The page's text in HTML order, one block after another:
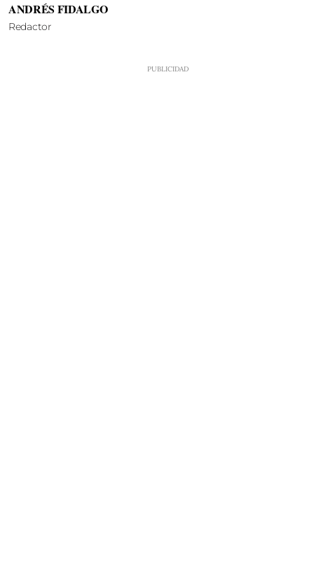
ANDRÉS FIDALGO
Redactor